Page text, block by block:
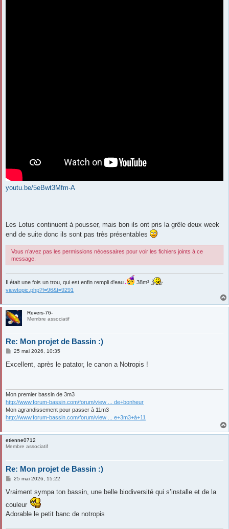
youtu.be/5eBwt3Mfm-A
Les Lotus continuent à pousser, mais bon ils ont pris la grêle deux week
end de suite donc ils sont pas très présentables
Vous n’avez pas les permissions nécessaires pour voir les fichiers joints à ce
message.
Il était une fois un trou, qui est enfin rempli d'eau
38m³
viewtopic.php?f=96&t=9291
Revers-76-
Membre associatif
Re: Mon projet de Bassin :)
M
s
25 mai 2026, 10:35
Excellent, après le patator, le canon a Notropis !
Mon premier bassin de 3m3
http://www.forum-bassin.com/forum/view ... de+bonheur
Mon agrandissement pour passer à 11m3
http://www.forum-bassin.com/forum/view ... e+3m3+à+11
etienne0712
Membre associatif
Re: Mon projet de Bassin :)
M
s
a
g
e
25 mai 2026, 15:22
Vraiment sympa ton bassin, une belle biodiversité qui s’installe et de la
couleur
Adorable le petit banc de notropis